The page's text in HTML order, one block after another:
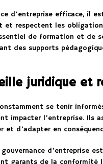
d’entreprise efficace, il
et respectent les
de formation et de
des supports
juridique et
se tenir
impacter l’entreprise. Ils
et d’adapter en
d’entreprise
garants de la